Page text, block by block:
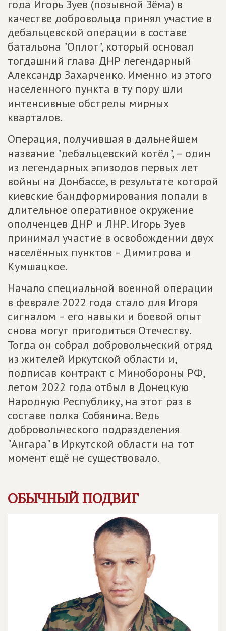
года Игорь Зуев (позывной Зёма) в
качестве добровольца принял участие в
дебальцевской операции в составе
батальона "Оплот", который основал
тогдашний глава ДНР легендарный
Александр Захарченко. Именно из этого
населенного пункта в ту пору шли
интенсивные обстрелы мирных
кварталов.
Операция, получившая в дальнейшем
название "дебальцевский котёл", – один
из легендарных эпизодов первых лет
войны на Донбассе, в результате которой
киевские бандформирования попали в
длительное оперативное окружение
ополченцев ДНР и ЛНР. Игорь Зуев
принимал участие в освобождении двух
населённых пунктов – Димитрова и
Кумшацкое.
Начало специальной военной операции
в феврале 2022 года стало для Игоря
сигналом – его навыки и боевой опыт
снова могут пригодиться Отечеству.
Тогда он собрал добровольческий отряд
из жителей Иркутской области и,
подписав контракт с Минобороны РФ,
летом 2022 года отбыл в Донецкую
Народную Республику, на этот раз в
составе полка Собянина. Ведь
добровольческого подразделения
"Ангара" в Иркутской области на тот
момент ещё не существовало.
ОБЫЧНЫЙ ПОДВИГ